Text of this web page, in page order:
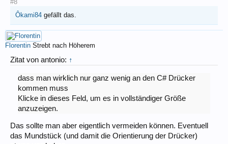
#8
Ôkami84 gefällt das.
Florentin Strebt nach Höherem
Zitat von antonio: ↑
dass man wirklich nur ganz wenig an den C# Drücker
kommen muss
Klicke in dieses Feld, um es in vollständiger Größe
anzuzeigen.
Das sollte man aber eigentlich vermeiden können. Eventuell
das Mundstück (und damit die Orientierung der Drücker)